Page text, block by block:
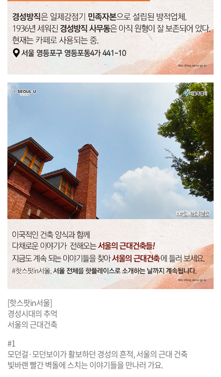
[핫스팟in서울]
경성시대의 추억
서울의 근대건축
#1
모던걸·모던보이가 활보하던 경성의 흔적, 서울의 근대 건축
빛바랜 빨간 벽돌에 스치는 이야기들을 만나러 가요.